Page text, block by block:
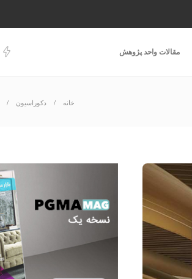
مقالات واحد پژوهش
خانه دکوراسیون